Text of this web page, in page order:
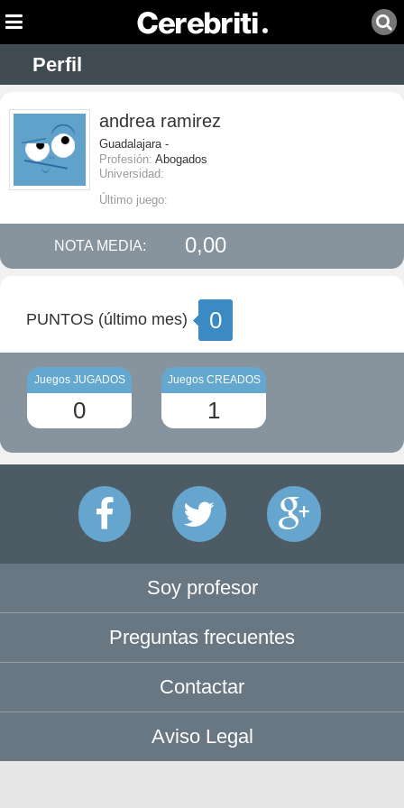
Perfil
andrea ramirez
Guadalajara -
Profesión: Abogados
Universidad:
Último juego:
NOTA MEDIA: 0,00
PUNTOS (último mes) 0
Juegos JUGADOS
0
Juegos CREADOS
1
Soy profesor
Preguntas frecuentes
Contactar
Aviso Legal